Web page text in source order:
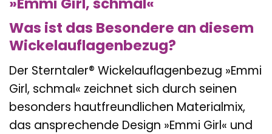
Was ist das Besondere an diesem
Wickelauflagenbezug?
Der Sterntaler® Wickelauflagenbezug »Emmi
Girl, schmal« zeichnet sich durch seinen
besonders hautfreundlichen Materialmix,
das ansprechende Design »Emmi Girl« und